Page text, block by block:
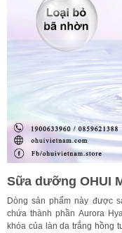
Sữa dưỡng OHUI
Dòng sản phẩm này được
chứa thành phần Aurora
khóa của làn da trắng hồng